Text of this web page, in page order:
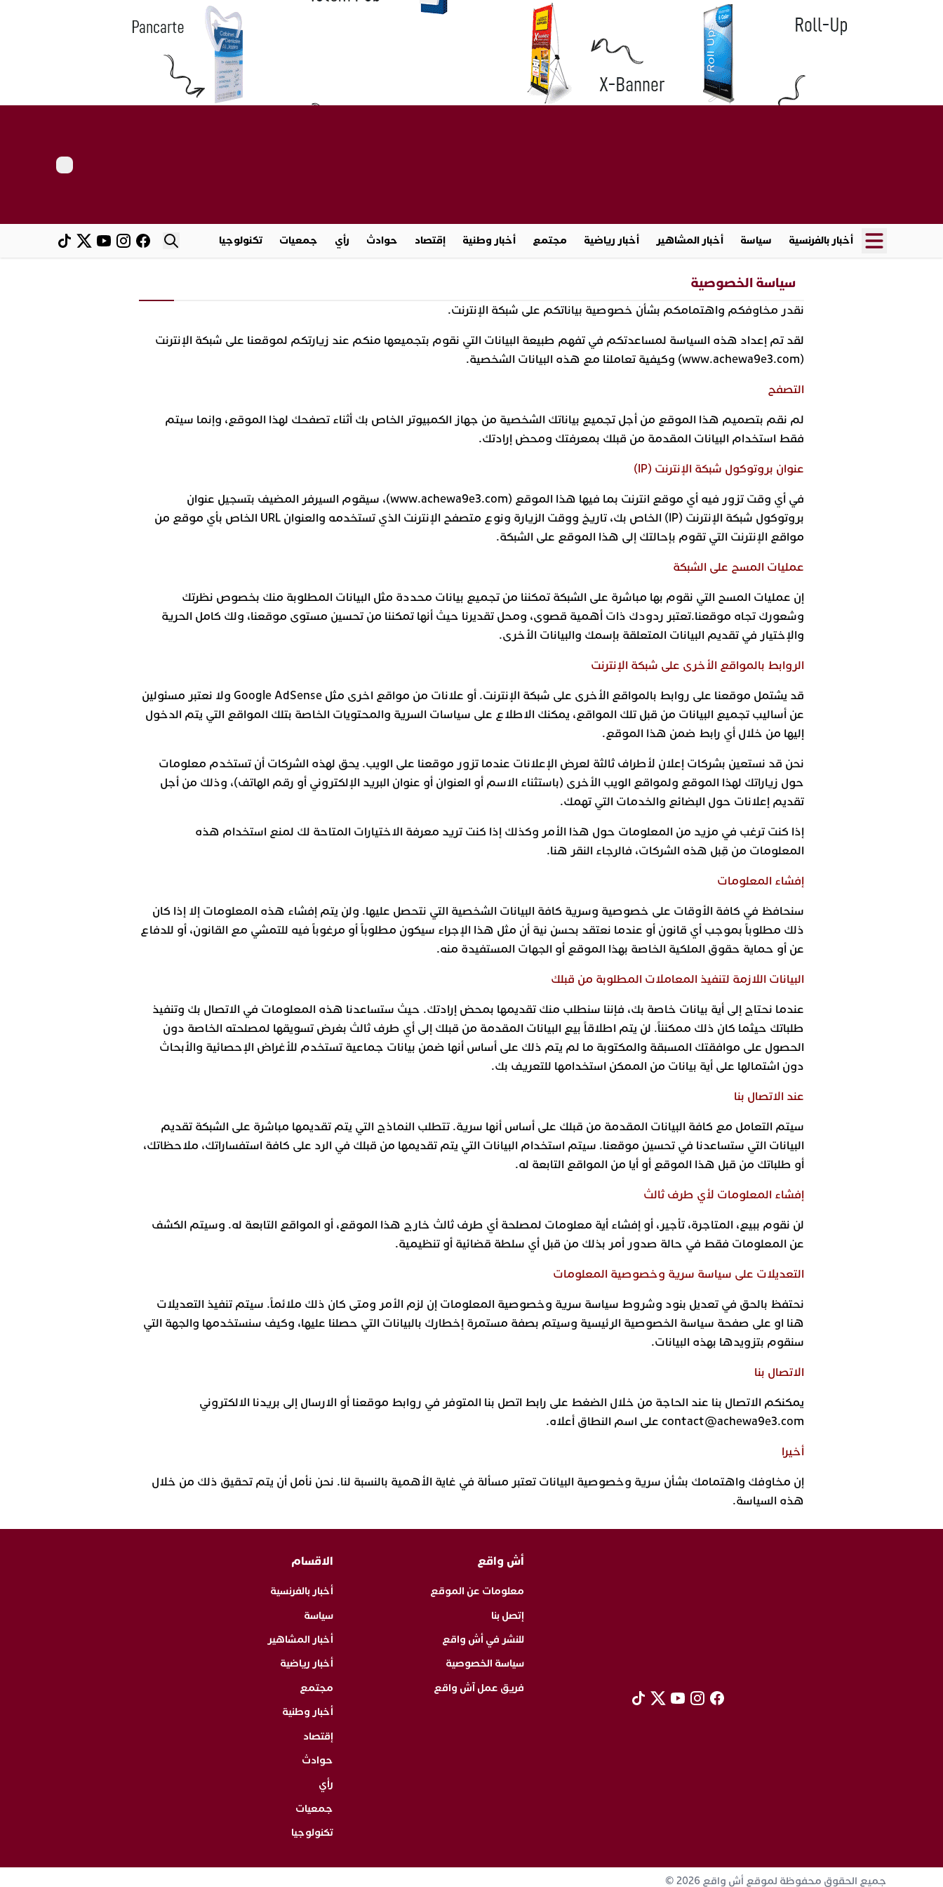
أخبار بالفرنسية سياسة أخبار المشاهير أخبار رياضية مجتمع أخبار وطنية إقتصاد حوادث رأي جمعيات تكنولوجيا
سياسة الخصوصية
نقدر مخاوفكم واهتمامكم بشأن خصوصية بياناتكم على شبكة الإنترنت.
لقد تم إعداد هذه السياسة لمساعدتكم في تفهم طبيعة البيانات التي نقوم بتجميعها منكم عند زيارتكم لموقعنا على شبكة الإنترنت
(www.achewa9e3.com) وكيفية تعاملنا مع هذه البيانات الشخصية.
التصفح
لم نقم بتصميم هذا الموقع من أجل تجميع بياناتك الشخصية من جهاز الكمبيوتر الخاص بك أثناء تصفحك لهذا الموقع، وإنما سيتم
فقط استخدام البيانات المقدمة من قبلك بمعرفتك ومحض إرادتك.
عنوان بروتوكول شبكة الإنترنت (IP)
في أي وقت تزور فيه أي موقع انترنت بما فيها هذا الموقع (www.achewa9e3.com)، سيقوم السيرفر المضيف بتسجيل عنوان
بروتوكول شبكة الإنترنت (IP) الخاص بك، تاريخ ووقت الزيارة ونوع متصفح الإنترنت الذي تستخدمه والعنوان URL الخاص بأي موقع من
مواقع الإنترنت التي تقوم بإحالتك إلى هذا الموقع على الشبكة.
عمليات المسح على الشبكة
إن عمليات المسح التي نقوم بها مباشرة على الشبكة تمكننا من تجميع بيانات محددة مثل البيانات المطلوبة منك بخصوص نظرتك
وشعورك تجاه موقعنا.تعتبر ردودك ذات أهمية قصوى، ومحل تقديرنا حيث أنها تمكننا من تحسين مستوى موقعنا، ولك كامل الحرية
والإختيار في تقديم البيانات المتعلقة بإسمك والبيانات الأخرى.
الروابط بالمواقع الأخرى على شبكة الإنترنت
قد يشتمل موقعنا على روابط بالمواقع الأخرى على شبكة الإنترنت. أو علانات من مواقع اخرى مثلGoogle AdSense ولا نعتبر مسئولين
عن أساليب تجميع البيانات من قبل تلك المواقع، يمكنك الاطلاع على سياسات السرية والمحتويات الخاصة بتلك المواقع التي يتم الدخول
إليها من خلال أي رابط ضمن هذا الموقع.
نحن قد نستعين بشركات إعلان لأطراف ثالثة لعرض الإعلانات عندما تزور موقعنا على الويب. يحق لهذه الشركات أن تستخدم معلومات
حول زياراتك لهذا الموقع ولمواقع الويب الأخرى (باستثناء الاسم أو العنوان أو عنوان البريد الإلكتروني أو رقم الهاتف)، وذلك من أجل
تقديم إعلانات حول البضائع والخدمات التي تهمك.
إذا كنت ترغب في مزيد من المعلومات حول هذا الأمر وكذلك إذا كنت تريد معرفة الاختيارات المتاحة لك لمنع استخدام هذه
المعلومات من قِبل هذه الشركات، فالرجاء النقر هنا.
إفشاء المعلومات
سنحافظ في كافة الأوقات على خصوصية وسرية كافة البيانات الشخصية التي نتحصل عليها. ولن يتم إفشاء هذه المعلومات إلا إذا كان
ذلك مطلوباً بموجب أي قانون أو عندما نعتقد بحسن نية أن مثل هذا الإجراء سيكون مطلوباً أو مرغوباً فيه للتمشي مع القانون، أو للدفاع
عن أو حماية حقوق الملكية الخاصة بهذا الموقع أو الجهات المستفيدة منه.
البيانات اللازمة لتنفيذ المعاملات المطلوبة من قبلك
عندما نحتاج إلى أية بيانات خاصة بك، فإننا سنطلب منك تقديمها بمحض إرادتك. حيث ستساعدنا هذه المعلومات في الاتصال بك وتنفيذ
طلباتك حيثما كان ذلك ممكنناً. لن يتم اطلاقاً بيع البيانات المقدمة من قبلك إلى أي طرف ثالث بغرض تسويقها لمصلحته الخاصة دون
الحصول على موافقتك المسبقة والمكتوبة ما لم يتم ذلك على أساس أنها ضمن بيانات جماعية تستخدم للأغراض الإحصائية والأبحاث
دون اشتمالها على أية بيانات من الممكن استخدامها للتعريف بك.
عند الاتصال بنا
سيتم التعامل مع كافة البيانات المقدمة من قبلك على أساس أنها سرية. تتطلب النماذج التي يتم تقديمها مباشرة على الشبكة تقديم
البيانات التي ستساعدنا في تحسين موقعنا. سيتم استخدام البيانات التي يتم تقديمها من قبلك في الرد على كافة استفساراتك، ملاحظاتك،
أو طلباتك من قبل هذا الموقع أو أيا من المواقع التابعة له.
إفشاء المعلومات لأي طرف ثالث
لن نقوم ببيع، المتاجرة، تأجير، أو إفشاء أية معلومات لمصلحة أي طرف ثالث خارج هذا الموقع، أو المواقع التابعة له. وسيتم الكشف
عن المعلومات فقط في حالة صدور أمر بذلك من قبل أي سلطة قضائية أو تنظيمية.
التعديلات على سياسة سرية وخصوصية المعلومات
نحتفظ بالحق في تعديل بنود وشروط سياسة سرية وخصوصية المعلومات إن لزم الأمر ومتى كان ذلك ملائماً. سيتم تنفيذ التعديلات
هنا او على صفحة سياسة الخصوصية الرئيسية وسيتم بصفة مستمرة إخطارك بالبيانات التي حصلنا عليها، وكيف سنستخدمها والجهة التي
سنقوم بتزويدها بهذه البيانات.
الاتصال بنا
يمكنكم الاتصال بنا عند الحاجة من خلال الضغط على رابط اتصل بنا المتوفر في روابط موقعنا أو الارسال إلى بريدنا الالكتروني
contact@achewa9e3.com على اسم النطاق أعلاه.
أخيرا
إن مخاوفك واهتمامك بشأن سرية وخصوصية البيانات تعتبر مسألة في غاية الأهمية بالنسبة لنا. نحن نأمل أن يتم تحقيق ذلك من خلال
هذه السياسة.
أش واقع
معلومات عن الموقع
إتصل بنا
للنشر في أش واقع
سياسة الخصوصية
فريق عمل آش واقع
الاقسام
أخبار بالفرنسية
سياسة
أخبار المشاهير
أخبار رياضية
مجتمع
أخبار وطنية
إقتصاد
حوادث
رأي
جمعيات
تكنولوجيا
جميع الحقوق محفوظة لموقع أش واقع 2026 ©